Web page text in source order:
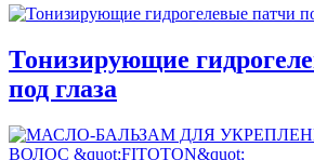
Тонизирующие
под глаза